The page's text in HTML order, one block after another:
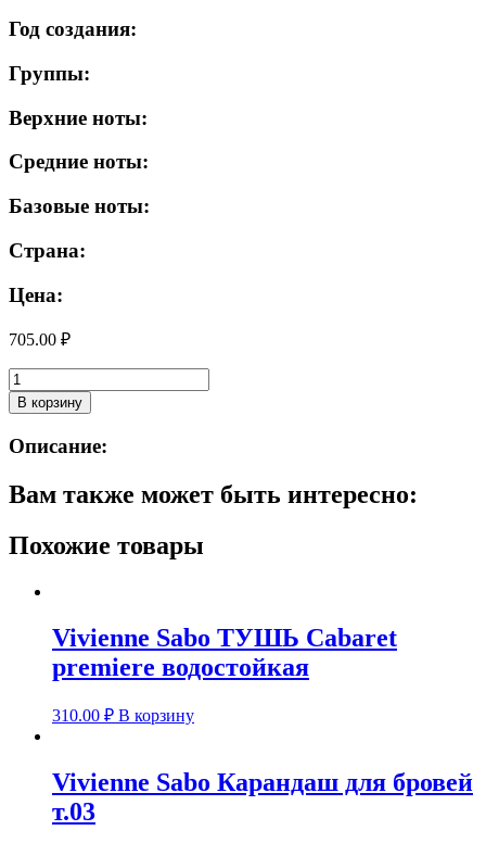
Год создания:
Группы:
Верхние ноты:
Средние ноты:
Базовые ноты:
Страна:
Цена:
705.00 ₽
Количество
товара
Тушь
для
ресниц
"Объем
ресниц
Feline
кошки",
объема
разделения,
В корзину
Описание:
Вам также может быть интересно:
Похожие товары
Vivienne Sabo ТУШЬ Cabaret
premiere водостойкая
310.00 ₽ В корзину
Vivienne Sabo Карандаш для бровей
т.03